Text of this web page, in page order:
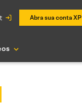
Abra sua conta XP